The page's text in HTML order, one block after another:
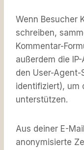
Wenn Besucher
schreiben,
Kommentar-
außerdem die
den User-
identifiziert), um
unterstützen.
Aus deiner E-
anonymisierte